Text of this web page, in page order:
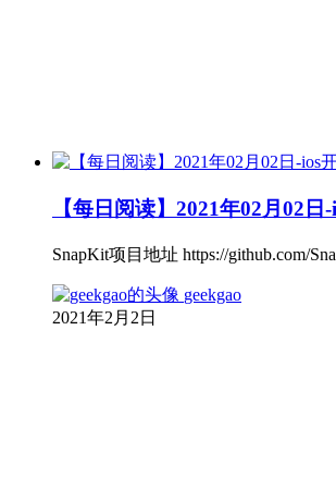
【每日阅读】2021年02月02
SnapKit项目地址 https://github.com/
geekgao
2021年2月2日